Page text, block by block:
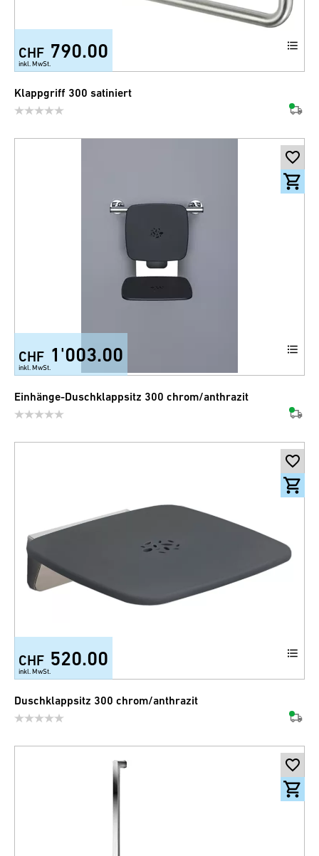
CHF 790.00
inkl. MwSt.
Klappgriff 300 satiniert
CHF 1'003.00
inkl. MwSt.
Einhänge-Duschklappsitz 300 chrom/anthrazit
CHF 520.00
inkl. MwSt.
Duschklappsitz 300 chrom/anthrazit